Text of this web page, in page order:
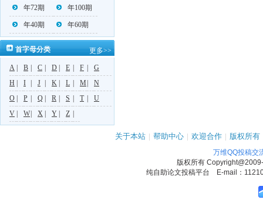
年72期 年100期
年40期 年60期
首字母分类 更多>>
A B C D E F
G
H
I J K L M
N
O
P Q R S T
U
V
W X Y Z
关于本站 | 帮助中心 | 欢迎合作 | 版权所有
万维QQ投稿交
版权所有
纯自助论文投稿平台 E-mail：